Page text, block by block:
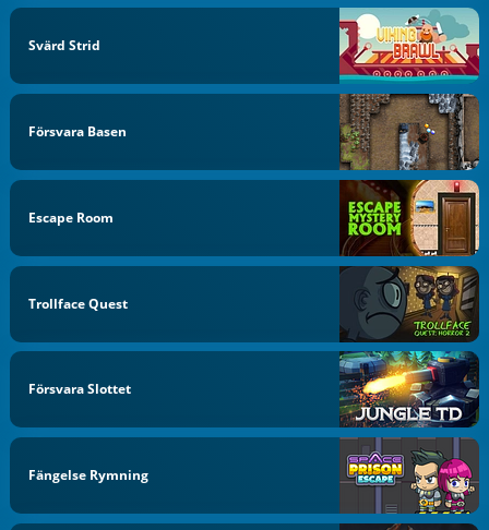
Svärd Strid
Försvara Basen
Escape Room
Trollface Quest
Försvara Slottet
Fängelse Rymning